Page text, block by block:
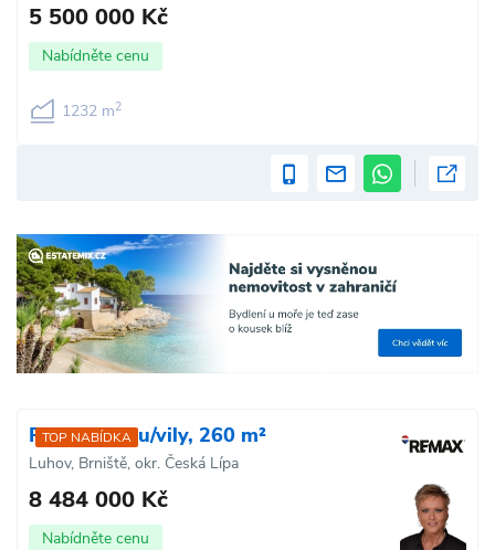
5 500 000 Kč
Nabídněte cenu
1232 m2
TOP NABÍDKA
Prodej domu/vily, 260 m²
Luhov, Brniště, okr. Česká Lípa
8 484 000 Kč
Nabídněte cenu